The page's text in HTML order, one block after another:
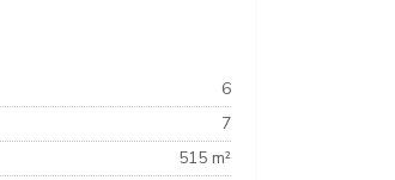
6
7
515 m²